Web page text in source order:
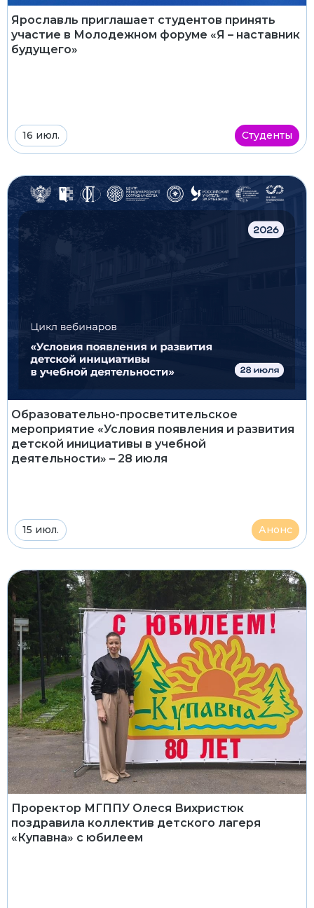
Ярославль приглашает студентов принять
участие в Молодежном форуме «Я – наставник
будущего»
16 июл. Студенты
Образовательно-просветительское
мероприятие «Условия появления и развития
детской инициативы в учебной
деятельности» – 28 июля
15 июл. Анонс
Проректор МГППУ Олеся Вихристюк
поздравила коллектив детского лагеря
«Купавна» с юбилеем